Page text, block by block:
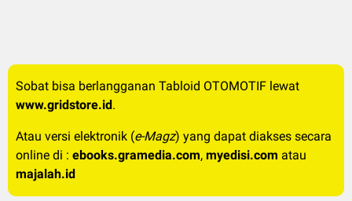
Sobat bisa berlangganan Tabloid OTOMOTIF lewat
www.gridstore.id.
Atau versi elektronik (e-Magz) yang dapat diakses secara
online di : ebooks.gramedia.com, myedisi.com atau
majalah.id